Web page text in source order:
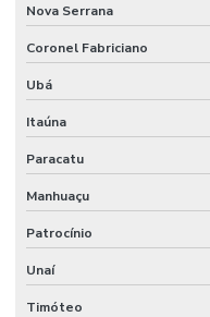
Sistema de detecção de
Sistema de detecção de
Sistema de hidrantes para
Sistema de hidrantes contra
Sistema de hidrantes e
Sistema de incêndio empresa
Nova Serrana
Coronel Fabriciano
Ubá
Itaúna
Paracatu
Manhuaçu
Patrocínio
Unaí
Timóteo